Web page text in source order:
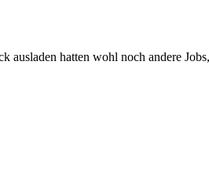
hatten wohl noch andere